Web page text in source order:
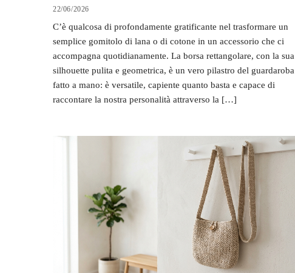
22/06/2026
C’è qualcosa di profondamente gratificante nel trasformare un
semplice gomitolo di lana o di cotone in un accessorio che ci
accompagna quotidianamente. La borsa rettangolare, con la sua
silhouette pulita e geometrica, è un vero pilastro del guardaroba
fatto a mano: è versatile, capiente quanto basta e capace di
raccontare la nostra personalità attraverso la […]